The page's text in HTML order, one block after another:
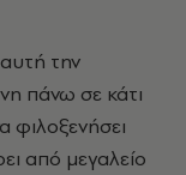
την
πάνω σε κάτι
φιλοξενήσει
από μεγαλείο